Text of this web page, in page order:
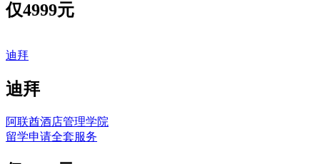
仅4999元
迪拜
迪拜
阿联酋酒店管理学院
留学申请全套服务